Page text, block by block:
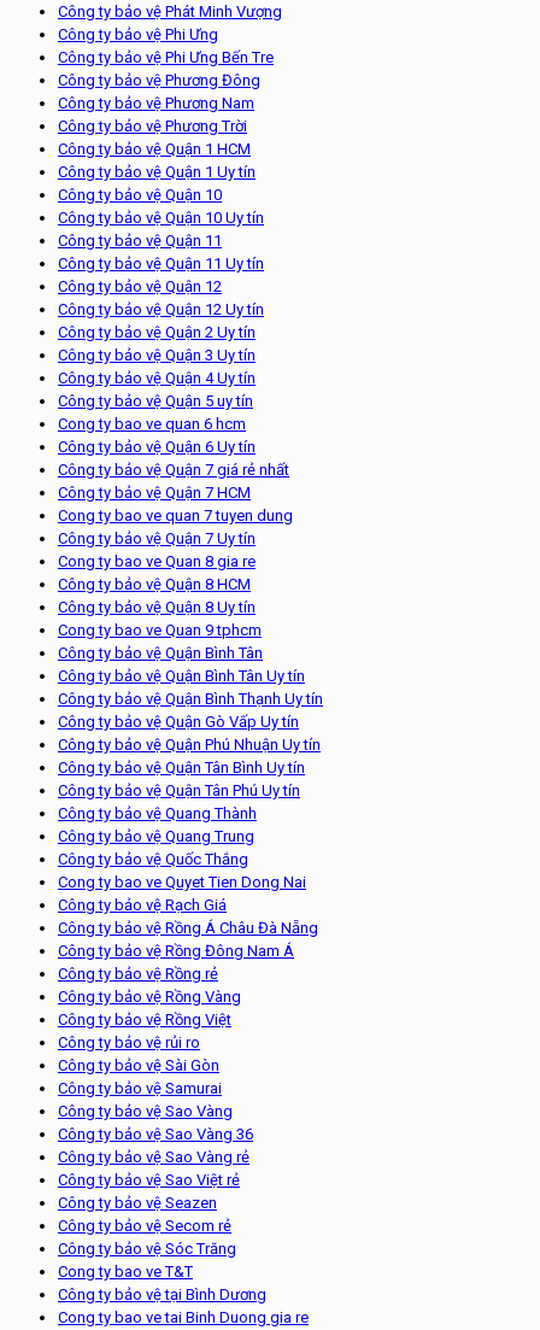
Công ty bảo vệ Phát Minh Vượng
Công ty bảo vệ Phi Ưng
Công ty bảo vệ Phi Ưng Bến Tre
Công ty bảo vệ Phương Đông
Công ty bảo vệ Phương Nam
Công ty bảo vệ Phương Trời
Công ty bảo vệ Quận 1 HCM
Công ty bảo vệ Quận 1 Uy tín
Công ty bảo vệ Quận 10
Công ty bảo vệ Quận 10 Uy tín
Công ty bảo vệ Quận 11
Công ty bảo vệ Quận 11 Uy tín
Công ty bảo vệ Quận 12
Công ty bảo vệ Quận 12 Uy tín
Công ty bảo vệ Quận 2 Uy tín
Công ty bảo vệ Quận 3 Uy tín
Công ty bảo vệ Quận 4 Uy tín
Công ty bảo vệ Quận 5 uy tín
Cong ty bao ve quan 6 hcm
Công ty bảo vệ Quận 6 Uy tín
Công ty bảo vệ Quận 7 giá rẻ nhất
Công ty bảo vệ Quận 7 HCM
Cong ty bao ve quan 7 tuyen dung
Công ty bảo vệ Quận 7 Uy tín
Cong ty bao ve Quan 8 gia re
Công ty bảo vệ Quận 8 HCM
Công ty bảo vệ Quận 8 Uy tín
Cong ty bao ve Quan 9 tphcm
Công ty bảo vệ Quận Bình Tân
Công ty bảo vệ Quận Bình Tân Uy tín
Công ty bảo vệ Quận Bình Thạnh Uy tín
Công ty bảo vệ Quận Gò Vấp Uy tín
Công ty bảo vệ Quận Phú Nhuận Uy tín
Công ty bảo vệ Quận Tân Bình Uy tín
Công ty bảo vệ Quận Tân Phú Uy tín
Công ty bảo vệ Quang Thành
Công ty bảo vệ Quang Trung
Công ty bảo vệ Quốc Thắng
Cong ty bao ve Quyet Tien Dong Nai
Công ty bảo vệ Rạch Giá
Công ty bảo vệ Rồng Á Châu Đà Nẵng
Công ty bảo vệ Rồng Đông Nam Á
Công ty bảo vệ Rồng rẻ
Công ty bảo vệ Rồng Vàng
Công ty bảo vệ Rồng Việt
Công ty bảo vệ rủi ro
Công ty bảo vệ Sài Gòn
Công ty bảo vệ Samurai
Công ty bảo vệ Sao Vàng
Công ty bảo vệ Sao Vàng 36
Công ty bảo vệ Sao Vàng rẻ
Công ty bảo vệ Sao Việt rẻ
Công ty bảo vệ Seazen
Công ty bảo vệ Secom rẻ
Công ty bảo vệ Sóc Trăng
Cong ty bao ve T&T
Công ty bảo vệ tại Bình Dương
Cong ty bao ve tai Binh Duong gia re